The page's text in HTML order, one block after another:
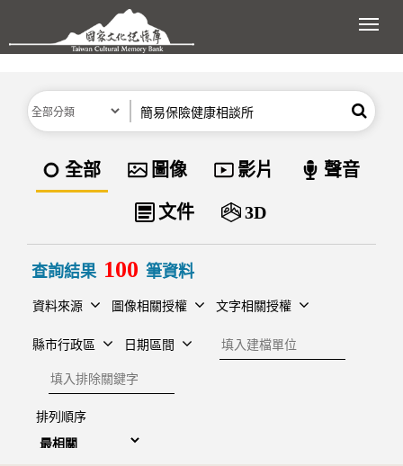
跳到主要內容區塊
展
分類 搜尋
資料類型
全部 圖像 影片 聲音
文件 3D
查詢結果 100 筆資料
資料來源 圖像相關授權 文字相關授權
縣市行政區 日期區間
建檔單位
排除關鍵字
排列順序